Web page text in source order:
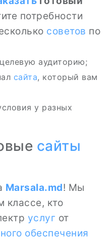
потребности
советов по
аудиторию;
сайта, который вам
у разных
сайты
Marsala.md! Мы
классе, кто
услуг от
обеспечения